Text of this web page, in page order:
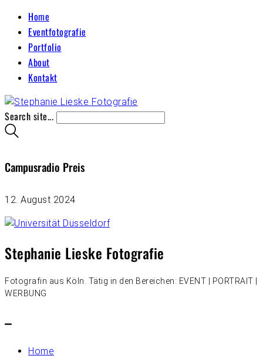
Home
Eventfotografie
Portfolio
About
Kontakt
Search site...
Campusradio Preis
12. August 2024
Stephanie Lieske Fotografie
Fotografin aus Köln. Tätig in den Bereichen: EVENT | PORTRAIT |
WERBUNG
–
Home